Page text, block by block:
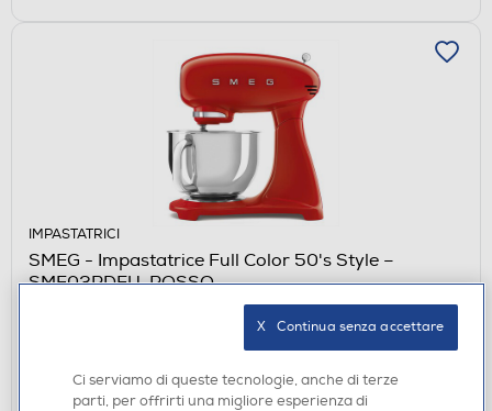
IMPASTATRICI
SMEG - Impastatrice Full Color 50's Style –
SMF03RDEU-ROSSO
Ritiro in negozio in 30' gratuito:verifica
Ci serviamo di queste tecnologie, anche di terze
parti, per offrirti una migliore esperienza di
X   Continua senza accettare